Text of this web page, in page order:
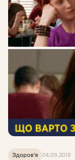
Здоров'я 04.09.2019